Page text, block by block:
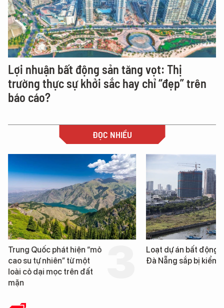
Lợi nhuận bất động sản tăng vọt: Thị
trường thực sự khởi sắc hay chỉ “đẹp” trên
báo cáo?
ĐỌC NHIỀU
Trung Quốc phát hiện “mỏ
cao su tự nhiên” từ một
loài cỏ dại mọc trên đất
mặn
Loạt dự án bất động
Đà Nẵng sắp bị kiểm